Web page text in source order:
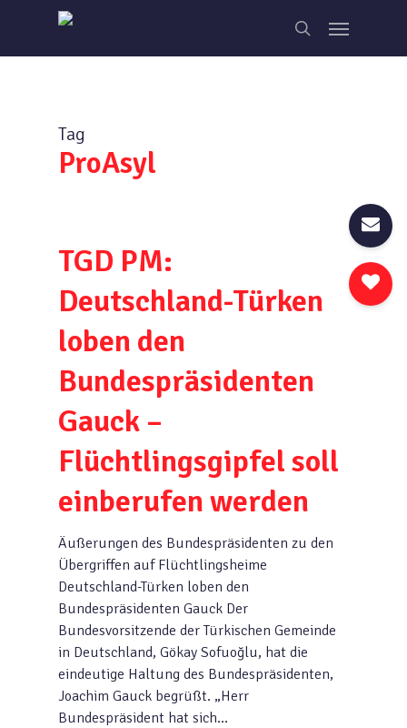
main
search
Menu
Tag
ProAsyl
TGD PM:
Deutschland-Türken
loben den
Bundespräsidenten
Gauck –
Flüchtlingsgipfel soll
einberufen werden
Äußerungen des Bundespräsidenten zu den
Übergriffen auf Flüchtlingsheime
Deutschland-Türken loben den
Bundespräsidenten Gauck Der
Bundesvorsitzende der Türkischen Gemeinde
in Deutschland, Gökay Sofuoğlu, hat die
eindeutige Haltung des Bundespräsidenten,
Joachim Gauck begrüßt. „Herr
Bundespräsident hat sich…